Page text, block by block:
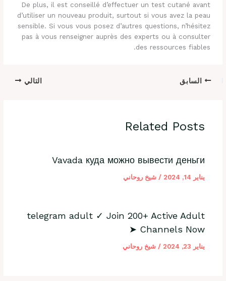
De plus, il est conseillé d’effectuer un test cutané avant
d’utiliser un nouveau produit, surtout si vous avez la peau
sensible. Si vous vous posez d’autres questions, n’hésitez
pas à vous renseigner auprès des experts ou à consulter
des ressources fiables.
السابق التالي
Related Posts
Vavada куда можно вывести деньги
يناير 14, 2024 / شيخ روحاني
telegram adult ✓ Join 200+ Active Adult
Channels Now ➤
يناير 23, 2024 / شيخ روحاني